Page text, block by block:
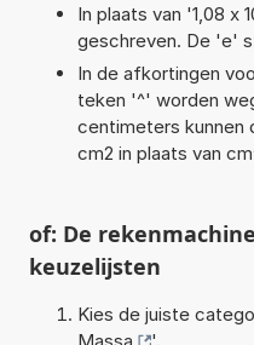
In plaats van '1,08 x
geschreven. De 'e'
In de afkortingen
teken '^' worden
centimeters kunnen
cm2 in plaats van
of: De
keuzelijsten
Kies de juiste
Massa
'.